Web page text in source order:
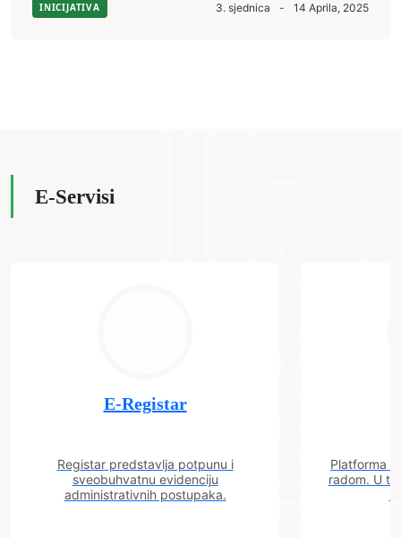
INICIJATIVA 3. sjednica - 14 Aprila, 2025
E-Servisi
E-Registar
Registar predstavlja potpunu i
sveobuhvatnu evidenciju
administrativnih postupaka.
Platforma
radom. U